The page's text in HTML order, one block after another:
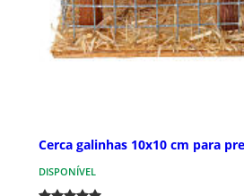
Cerca galinhas 10x10 cm para
DISPONÍVEL